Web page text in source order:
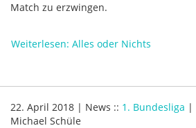
Match zu erzwingen.
Weiterlesen: Alles oder Nichts
22. April 2018 | News :: 1. Bundesliga |
Michael Schüle